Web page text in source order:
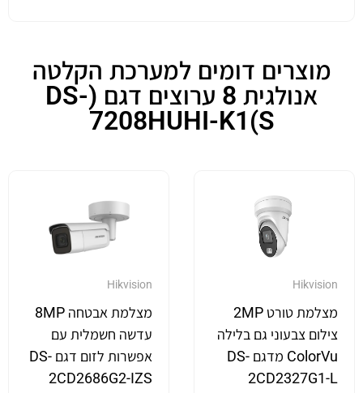
מוצרים דומים למערכת הקלטה
אנולגית 8 ערוצים דגם (DS-
7208HUHI-K1(S
Hikvision
מצלמת טורט 2MP
צילום צבעוני גם בלילה
ColorVu מדגם DS-
2CD2327G1-L
Hikvision
מצלמת אבטחה 8MP
עדשה חשמלית עם
אפשרות לזום דגם DS-
2CD2686G2-IZS